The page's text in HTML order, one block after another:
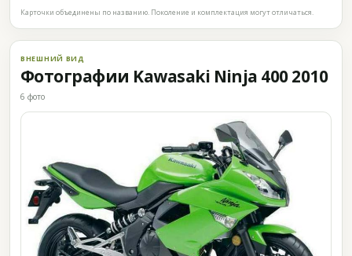
Карточки объединены по названию. Поколение и комплектация могут отличаться.
ВНЕШНИЙ ВИД
Фотографии Kawasaki Ninja 400 2010
6 фото